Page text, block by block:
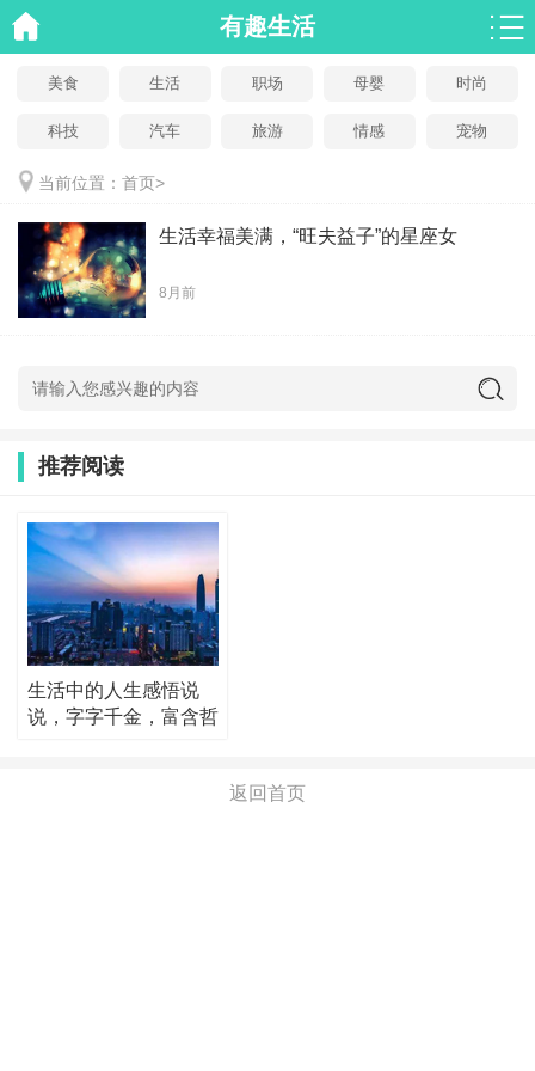
有趣生活
美食 生活 职场 母婴 时尚
科技 汽车 旅游 情感 宠物
当前位置： 首页>
生活幸福美满，“旺夫益子”的星座女
8月前
推荐阅读
生活中的人生感悟说
说，字字千金，富含哲
返回首页